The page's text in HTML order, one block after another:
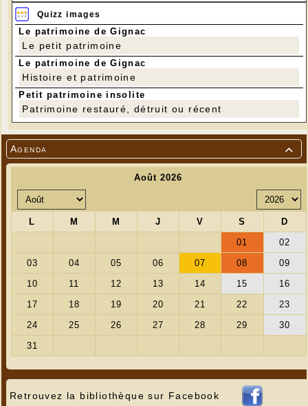

Agenda
Retrouvez la bibliothèque sur Facebook
Quizz images
Le patrimoine de Gignac
Le petit patrimoine
Le patrimoine de Gignac
Histoire et patrimoine
Petit patrimoine insolite
Patrimoine restauré, détruit ou récent